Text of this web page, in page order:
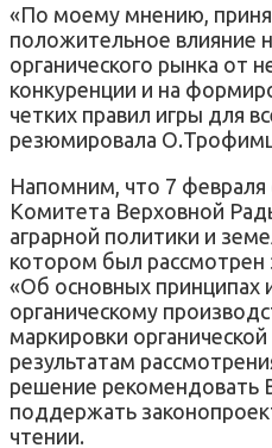
«По моему мнению,
положительное влияние
органического рынка от
конкуренции и на
четких правил игры для
резюмировала
Напомним, что 7 февраля
Комитета Верховной
аграрной политики и
котором был
«Об основных принципах
органическому
маркировки
результатам
решение рекомендовать
поддержать
чтении.